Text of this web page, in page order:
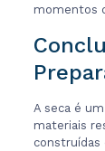
momentos
A seca é
materiais